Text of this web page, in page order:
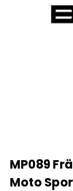
MP089
Moto